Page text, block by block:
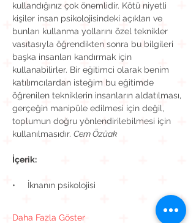
kullandığınız çok önemlidir. Kötü niyetli
kişiler insan psikolojisindeki açıkları ve
bunları kullanma yollarını özel teknikler
vasıtasıyla öğrendikten sonra bu bilgileri
başka insanları kandırmak için
kullanabilirler. Bir eğitimci olarak benim
katılımcılardan isteğim bu eğitimde
öğrenilen tekniklerin insanların aldatılması,
gerçeğin manipüle edilmesi için değil,
toplumun doğru yönlendirilebilmesi için
kullanılmasıdır. Cem Özüak
İçerik:
•     İknanın psikolojisi
Daha Fazla Göster